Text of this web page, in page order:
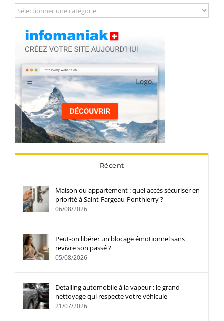
Catégories
Récent
Maison ou appartement : quel accès sécuriser en
priorité à Saint-Fargeau-Ponthierry ?
06/08/2026
Peut-on libérer un blocage émotionnel sans
revivre son passé ?
05/08/2026
Detailing automobile à la vapeur : le grand
nettoyage qui respecte votre véhicule
21/07/2026